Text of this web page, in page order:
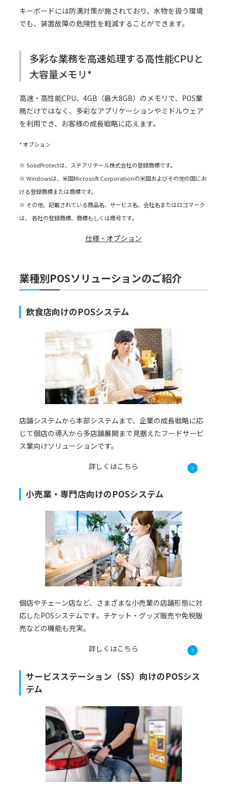
キーボードには防滴対策が施されており、水物を扱う環境
でも、装置故障の危険性を軽減することができます。
多彩な業務を高速処理する高性能CPUと
大容量メモリ*
高速・高性能CPU、4GB（最大8GB）のメモリで、POS業
務だけではなく、多彩なアプリケーションやミドルウェア
を利用でき、お客様の成長戦略に応えます。
* オプション
※ SolidProtectは、ステアリテール株式会社の登録商標です。
※ Windowsは、米国Microsoft Corporationの米国およびその他の国にお
ける登録商標または商標です。
※ その他、記載されている商品名、サービス名、会社名またはロゴマーク
は、 各社の登録商標、商標もしくは商号です。
仕様・オプション
業種別POSソリューションのご紹介
飲食店向けのPOSシステム
店舗システムから本部システムまで、企業の成長戦略に応
じて個店の導入から多店舗展開まで見据えたフードサービ
ス業向けソリューションです。
詳しくはこちら
小売業・専門店向けのPOSシステム
個店やチェーン店など、さまざまな小売業の店舗形態に対
応したPOSシステムです。チケット・グッズ販売や免税販
売などの機能も充実。
詳しくはこちら
サービスステーション（SS）向けのPOSシス
テム